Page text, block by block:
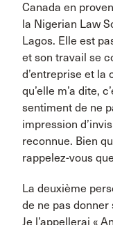
Canada en
la Nigerian Law
Lagos. Elle est
et son travail se
d’entreprise et la
qu’elle m’a dite,
sentiment de ne
impression
reconnue. Bien
rappelez-vous
La deuxième
de ne pas
Je l’appellerai «